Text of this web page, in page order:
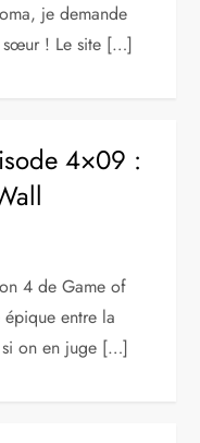
je demande
sœur ! Le site […]
4×09 :
4 de Game of
entre la
si on en juge […]